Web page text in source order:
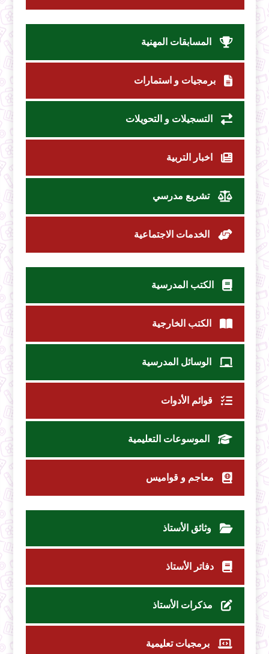
المسابقات المهنية
برمجيات و استمارات
التسجيلات و التحويلات
اخبار التربية
تشريع مدرسي
الخدمات الاجتماعية
الكتب المدرسية
الكتب الخارجية
الوسائل المدرسية
قوائم الأدوات
الموسوعات التعليمية
معاجم و قواميس
وثائق الأستاذ
دفاتر الأستاذ
مذكرات الأستاذ
برمجيات تعليمية